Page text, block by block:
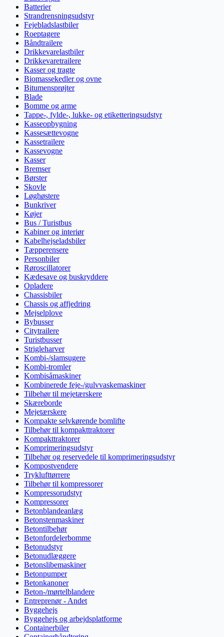
Batterier
Strandrensningsudstyr
Fejebladslastbiler
Roeptagere
Båndtrailere
Drikkevarelastbiler
Drikkevaretrailere
Kasser og tragte
Biomassekedler og ovne
Bitumensprøjter
Blade
Bomme og arme
Tappe-, fylde-, lukke- og etiketteringsudstyr
Kasseopbygning
Kassesættevogne
Kassetrailere
Kassevogne
Kasser
Bremser
Børster
Skovle
Løghøstere
Bunkriver
Køjer
Bus / Turistbus
Kabiner og interiør
Kabelhejseladsbiler
Tæpperensere
Personbiler
Røroscillatorer
Kædesave og buskryddere
Opladere
Chassisbiler
Chassis og affjedring
Mejselplove
Bybusser
Citytrailere
Turistbusser
Strigleharver
Kombi-/slamsugere
Kombi-tromler
Kombisåmaskiner
Kombinerede feje-/gulvvaskemaskiner
Tilbehør til mejetærskere
Skæreborde
Mejetærskere
Kompakte selvkørende bomlifte
Tilbehør til kompakttraktorer
Kompakttraktorer
Komprimeringsudstyr
Tilbehør og reservedele til komprimeringsudstyr
Kompostvendere
Tryklufttørrere
Tilbehør til kompressorer
Kompressorudstyr
Kompressorer
Betonblandeanlæg
Betonstenmaskiner
Betontilbehør
Betonfordelerbomme
Betonudstyr
Betonudlæggere
Betonslibemaskiner
Betonpumper
Betonkanoner
Beton-/mørtelblandere
Entreprenør - Andet
Byggehejs
Byggehejs og arbejdsplatforme
Containerbiler